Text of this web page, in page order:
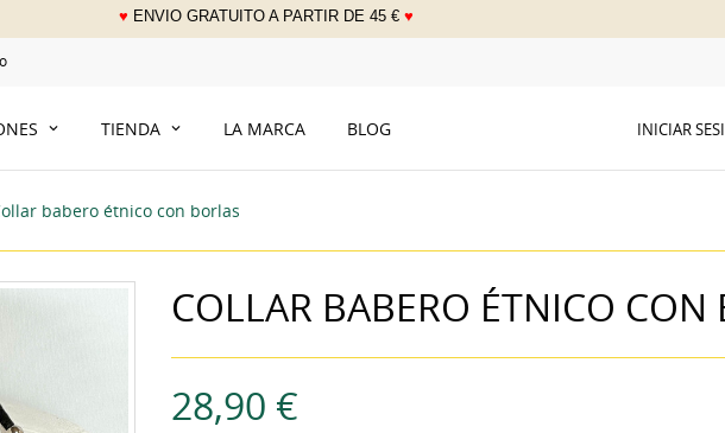
♥ ENVIO GRATUITO A PARTIR DE 45 € ♥
___
TIENDA LA MARCA BLOG INICIAR
babero étnico con borlas
COLLAR BABERO ÉTNICO CON
28,90 €